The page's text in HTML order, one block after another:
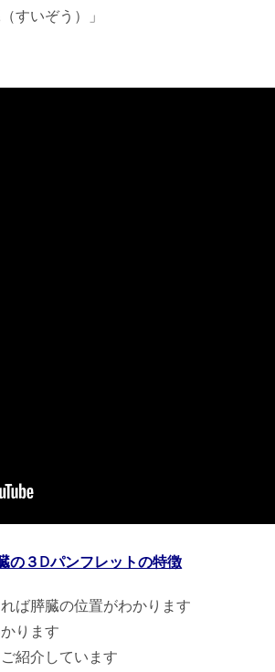
すいぞう）」
の３Dパンフレットの特徴
ば膵臓の位置がわかります
ります
紹介しています